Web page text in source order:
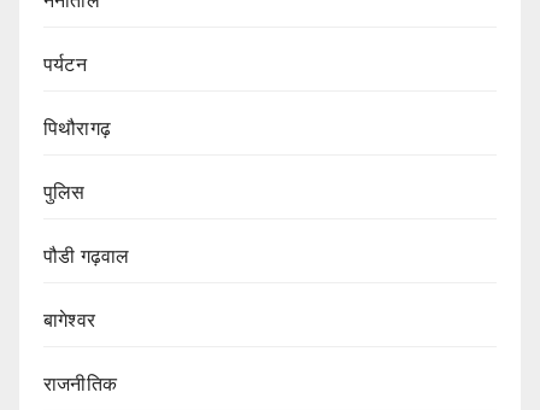
पर्यटन
पिथौरागढ़
पुलिस
पौडी गढ़वाल
बागेश्वर
राजनीतिक